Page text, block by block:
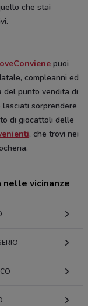
che stai
puoi
compleanni ed
del punto vendita di
sorprendere
di giocattoli delle
, che trovi nei
vicinanze